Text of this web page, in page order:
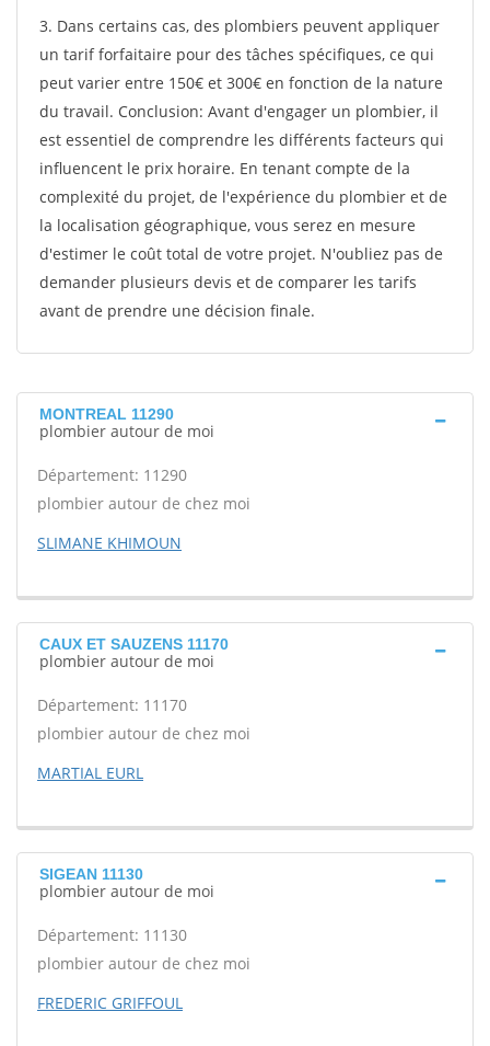
3. Dans certains cas, des plombiers peuvent appliquer
un tarif forfaitaire pour des tâches spécifiques, ce qui
peut varier entre 150€ et 300€ en fonction de la nature
du travail. Conclusion: Avant d'engager un plombier, il
est essentiel de comprendre les différents facteurs qui
influencent le prix horaire. En tenant compte de la
complexité du projet, de l'expérience du plombier et de
la localisation géographique, vous serez en mesure
d'estimer le coût total de votre projet. N'oubliez pas de
demander plusieurs devis et de comparer les tarifs
avant de prendre une décision finale.
MONTREAL 11290
plombier autour de moi
Département: 11290
plombier autour de chez moi
SLIMANE KHIMOUN
CAUX ET SAUZENS 11170
plombier autour de moi
Département: 11170
plombier autour de chez moi
MARTIAL EURL
SIGEAN 11130
plombier autour de moi
Département: 11130
plombier autour de chez moi
FREDERIC GRIFFOUL